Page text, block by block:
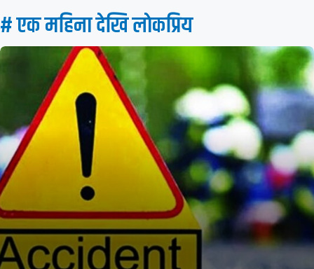
# एक महिना देखि लाेकप्रिय